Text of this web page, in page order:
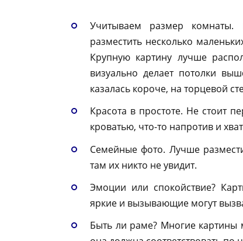
Учитываем размер
разместить несколько
Крупную картину лучше
визуально делает потолки
казалась короче, на торцевой
Красота в простоте. Не стоит
кроватью, что-то напротив и
Семейные фото. Лучше
там их никто не увидит.
Эмоции или спокойствие?
яркие и вызывающие могут
Быть ли раме? Многие картины